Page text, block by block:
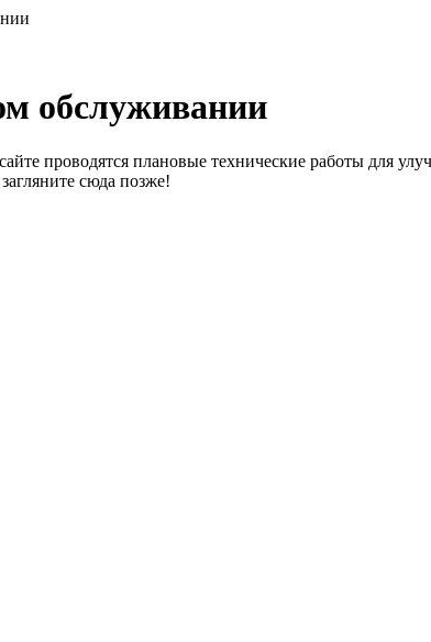
обслуживании
проводятся плановые технические работы для
сюда позже!